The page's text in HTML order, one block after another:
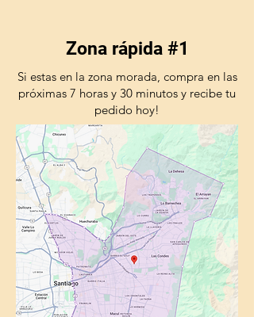
Zona rápida #1
Si estas en la zona morada, compra en las
próximas 7 horas y 30 minutos y recibe tu
pedido hoy!